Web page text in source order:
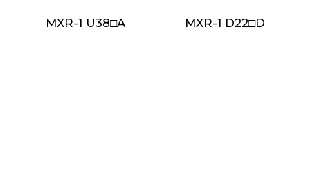
MXR-1 U38□A MXR-1 D22□D